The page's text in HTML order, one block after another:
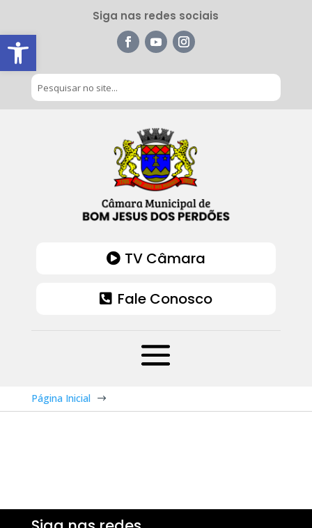
Barra de Ferramentas Aberta
Siga nas redes sociais
TV Câmara
Fale Conosco
Página Inicial $